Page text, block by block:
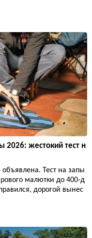
2026: жестокий тест н
Тест на запы
малютки до 400-д
дорогой вынес